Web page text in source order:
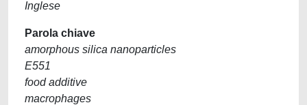
Inglese
Parola chiave
amorphous silica nanoparticles
E551
food additive
macrophages